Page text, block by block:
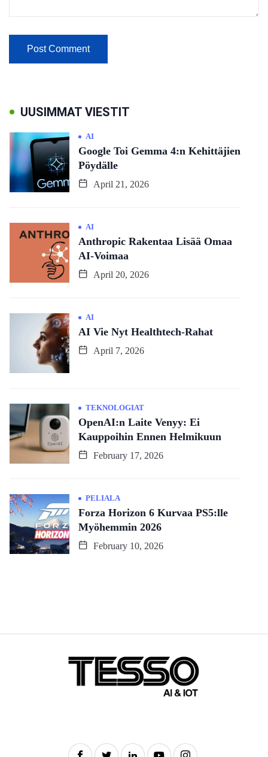
UUSIMMAT VIESTIT
AI
Google Toi Gemma 4:n Kehittäjien
Pöydälle
April 21, 2026
AI
Anthropic Rakentaa Lisää Omaa
AI-Voimaa
April 20, 2026
AI
AI Vie Nyt Healthtech-Rahat
April 7, 2026
TEKNOLOGIAT
OpenAI:n Laite Venyy: Ei
Kauppoihin Ennen Helmikuun
February 17, 2026
PELIALA
Forza Horizon 6 Kurvaa PS5:lle
Myöhemmin 2026
February 10, 2026